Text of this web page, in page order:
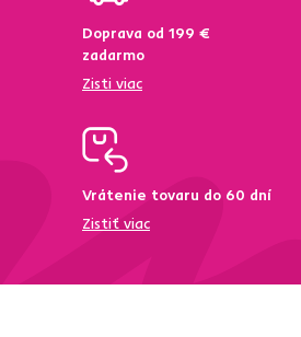
Doprava od 199 €
zadarmo
Zisti viac
Vrátenie tovaru do 60 dní
Zistiť viac